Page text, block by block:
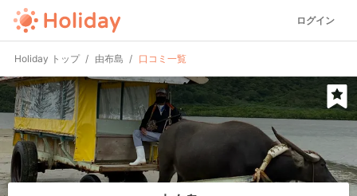
ログイン
Holiday トップ 由布島 口コミ一覧